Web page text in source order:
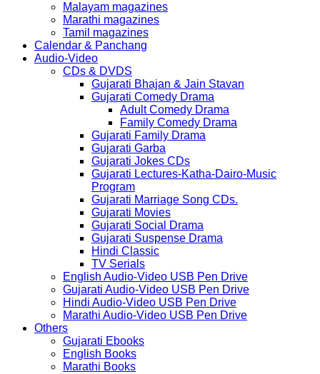
Malayam magazines
Marathi magazines
Tamil magazines
Calendar & Panchang
Audio-Video
CDs & DVDS
Gujarati Bhajan & Jain Stavan
Gujarati Comedy Drama
Adult Comedy Drama
Family Comedy Drama
Gujarati Family Drama
Gujarati Garba
Gujarati Jokes CDs
Gujarati Lectures-Katha-Dairo-Music
Program
Gujarati Marriage Song CDs.
Gujarati Movies
Gujarati Social Drama
Gujarati Suspense Drama
Hindi Classic
TV Serials
English Audio-Video USB Pen Drive
Gujarati Audio-Video USB Pen Drive
Hindi Audio-Video USB Pen Drive
Marathi Audio-Video USB Pen Drive
Others
Gujarati Ebooks
English Books
Marathi Books